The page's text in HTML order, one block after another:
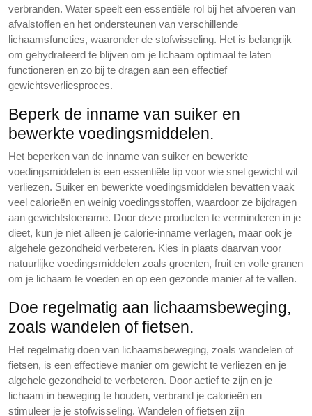
verbranden. Water speelt een essentiële rol bij het afvoeren van
afvalstoffen en het ondersteunen van verschillende
lichaamsfuncties, waaronder de stofwisseling. Het is belangrijk
om gehydrateerd te blijven om je lichaam optimaal te laten
functioneren en zo bij te dragen aan een effectief
gewichtsverliesproces.
Beperk de inname van suiker en
bewerkte voedingsmiddelen.
Het beperken van de inname van suiker en bewerkte
voedingsmiddelen is een essentiële tip voor wie snel gewicht wil
verliezen. Suiker en bewerkte voedingsmiddelen bevatten vaak
veel calorieën en weinig voedingsstoffen, waardoor ze bijdragen
aan gewichtstoename. Door deze producten te verminderen in je
dieet, kun je niet alleen je calorie-inname verlagen, maar ook je
algehele gezondheid verbeteren. Kies in plaats daarvan voor
natuurlijke voedingsmiddelen zoals groenten, fruit en volle granen
om je lichaam te voeden en op een gezonde manier af te vallen.
Doe regelmatig aan lichaamsbeweging,
zoals wandelen of fietsen.
Het regelmatig doen van lichaamsbeweging, zoals wandelen of
fietsen, is een effectieve manier om gewicht te verliezen en je
algehele gezondheid te verbeteren. Door actief te zijn en je
lichaam in beweging te houden, verbrand je calorieën en
stimuleer je je stofwisseling. Wandelen of fietsen zijn